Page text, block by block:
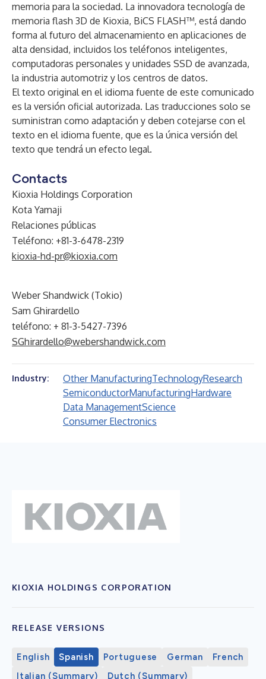
memoria para la sociedad. La innovadora tecnología de
memoria flash 3D de Kioxia, BiCS FLASH™, está dando
forma al futuro del almacenamiento en aplicaciones de
alta densidad, incluidos los teléfonos inteligentes,
computadoras personales y unidades SSD de avanzada,
la industria automotriz y los centros de datos.
El texto original en el idioma fuente de este comunicado
es la versión oficial autorizada. Las traducciones solo se
suministran como adaptación y deben cotejarse con el
texto en el idioma fuente, que es la única versión del
texto que tendrá un efecto legal.
Contacts
Kioxia Holdings Corporation
Kota Yamaji
Relaciones públicas
Teléfono: +81-3-6478-2319
kioxia-hd-pr@kioxia.com
Weber Shandwick (Tokio)
Sam Ghirardello
teléfono: + 81-3-5427-7396
SGhirardello@webershandwick.com
Industry: Other ManufacturingTechnologyResearch
SemiconductorManufacturingHardware
Data ManagementScience
Consumer Electronics
KIOXIA HOLDINGS CORPORATION
RELEASE VERSIONS
English Spanish Portuguese German
French
Italian (Summary)
Dutch (Summary)